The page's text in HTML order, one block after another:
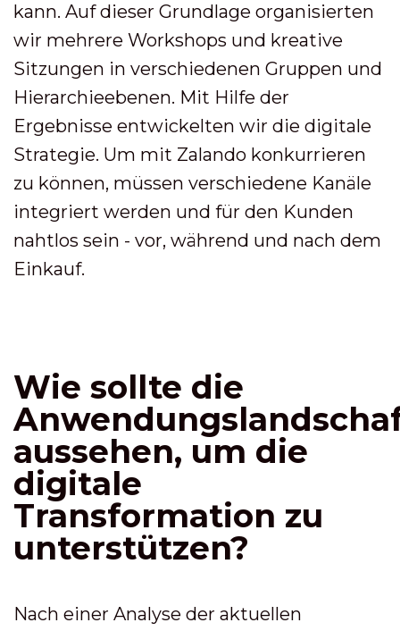
kann. Auf dieser Grundlage organisierten
wir mehrere Workshops und kreative
Sitzungen in verschiedenen Gruppen und
Hierarchieebenen. Mit Hilfe der
Ergebnisse entwickelten wir die digitale
Strategie. Um mit Zalando konkurrieren
zu können, müssen verschiedene Kanäle
integriert werden und für den Kunden
nahtlos sein - vor, während und nach dem
Einkauf.
Wie sollte die
aussehen, um die
digitale
Transformation zu
unterstützen?
Nach einer Analyse der aktuellen